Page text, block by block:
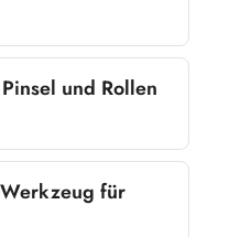
und Rollen
für